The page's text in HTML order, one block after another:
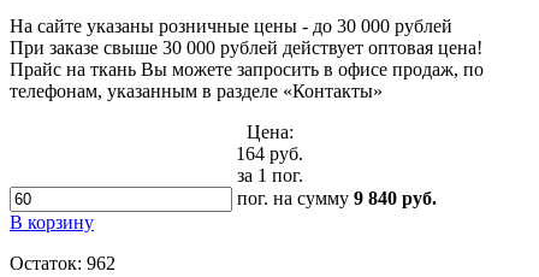
На сайте указаны розничные цены - до 30 000 рублей
При заказе свыше 30 000 рублей действует оптовая цена!
Прайс на ткань Вы можете запросить в офисе продаж, по
телефонам, указанным в разделе «Контакты»
Цена:
164 руб.
за 1 пог.
пог. на сумму 9 840 руб.
В корзину
Остаток: 962